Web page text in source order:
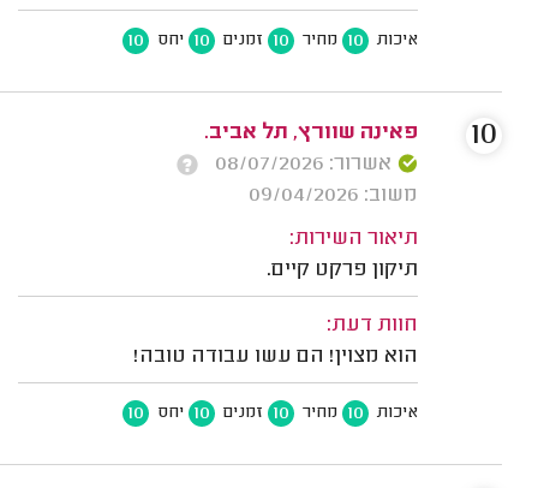
איכות 10 מחיר 10 זמנים 10 יחס 10
פאינה שוורץ, תל אביב.
אשרור: 08/07/2026
משוב: 09/04/2026
תיאור השירות:
תיקון פרקט קיים.
חוות דעת:
הוא מצוין! הם עשו עבודה טובה!
איכות 10 מחיר 10 זמנים 10 יחס 10
10